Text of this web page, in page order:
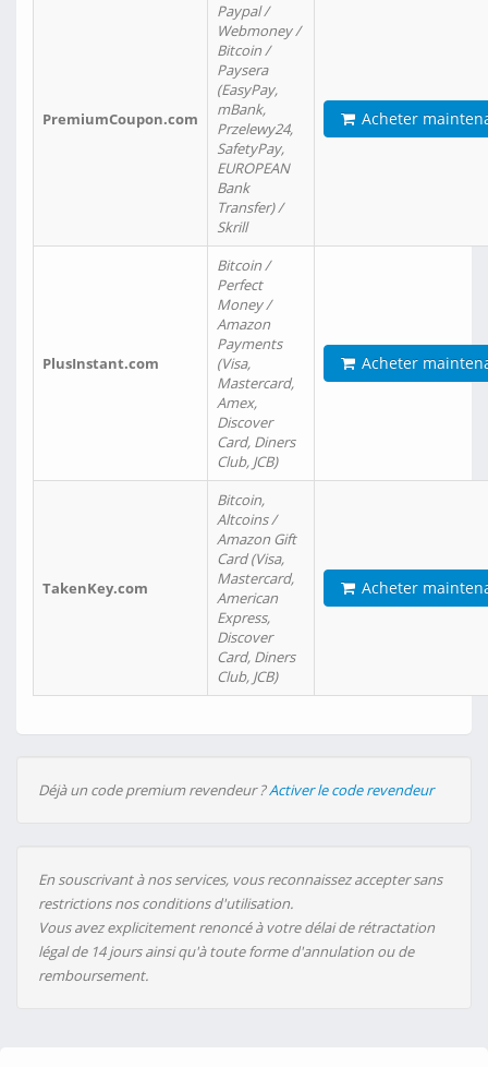
PremiumCoupon.com
Paypal /
Webmoney /
Bitcoin /
Paysera
(EasyPay,
mBank,
Przelewy24,
SafetyPay,
EUROPEAN
Bank
Transfer) /
Skrill
Acheter
PlusInstant.com
Bitcoin /
Perfect
Money /
Amazon
Payments
(Visa,
Mastercard,
Amex,
Discover
Card, Diners
Club, JCB)
Acheter
TakenKey.com
Bitcoin,
Altcoins /
Amazon Gift
Card (Visa,
Mastercard,
American
Express,
Discover
Card, Diners
Club, JCB)
Acheter
Déjà un code premium revendeur ?Activer le code revendeur
En souscrivant à nos services, vous reconnaissez accepter sans
restrictions nos conditions d'utilisation.
Vous avez explicitement renoncé à votre délai de rétractation
légal de 14 jours ainsi qu'à toute forme d'annulation ou de
remboursement.